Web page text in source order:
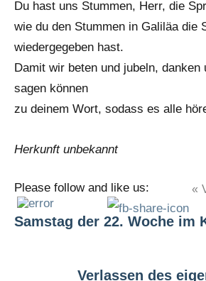
Du hast uns Stummen, Herr, die
wie du den Stummen in Galiläa die
wiedergegeben hast.
Damit wir beten und jubeln, danken
sagen können
zu deinem Wort, sodass es alle
Herkunft unbekannt
Please follow and like us:
Beitragsnavigation
Samstag der 22. Woche im
Verlassen des